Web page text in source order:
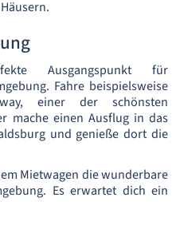
Ausgangspunkt für
Fahre beispielsweise
einer der schönsten
mache einen Ausflug in das
und genieße dort die
Mietwagen die wunderbare
Es erwartet dich ein